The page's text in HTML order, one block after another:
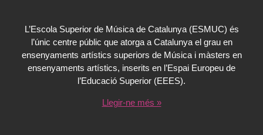
L’Escola Superior de Música de Catalunya (ESMUC) és
l’únic centre públic que atorga a Catalunya el grau en
ensenyaments artístics superiors de Música i màsters en
ensenyaments artístics, inserits en l’Espai Europeu de
l’Educació Superior (EEES).
Llegir-ne més »